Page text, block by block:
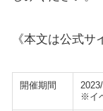
《本文は公式サ
開催期間
※イ